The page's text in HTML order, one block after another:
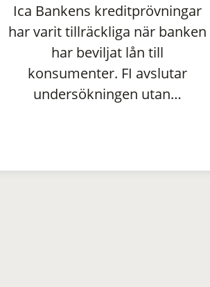
Ica Bankens kreditprövningar
har varit tillräckliga när banken
har beviljat lån till
konsumenter. FI avslutar
undersökningen utan…